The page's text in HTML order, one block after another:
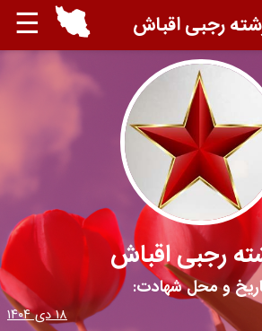
☰ رجبی اقباش
رجبی اقباش
و محل شهادت:
۱۸ دی ۱۴۰۴